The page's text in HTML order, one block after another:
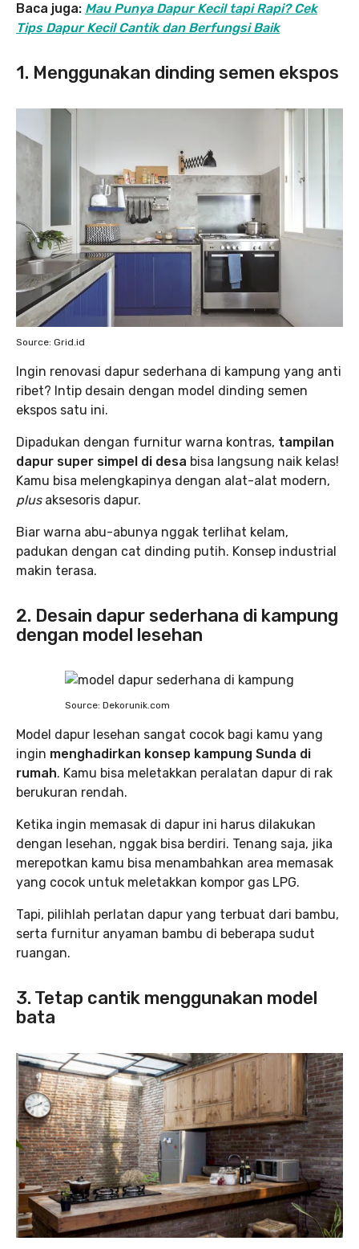
Baca juga: Mau Punya Dapur Kecil tapi Rapi? Cek
Tips Dapur Kecil Cantik dan Berfungsi Baik
1. Menggunakan dinding semen ekspos
Source: Grid.id
Ingin renovasi dapur sederhana di kampung yang anti
ribet? Intip desain dengan model dinding semen
ekspos satu ini.
Dipadukan dengan furnitur warna kontras, tampilan
dapur super simpel di desa bisa langsung naik kelas!
Kamu bisa melengkapinya dengan alat-alat modern,
plus aksesoris dapur.
Biar warna abu-abunya nggak terlihat kelam,
padukan dengan cat dinding putih. Konsep industrial
makin terasa.
2. Desain dapur sederhana di kampung
dengan model lesehan
Source: Dekorunik.com
Model dapur lesehan sangat cocok bagi kamu yang
ingin menghadirkan konsep kampung Sunda di
rumah. Kamu bisa meletakkan peralatan dapur di rak
berukuran rendah.
Ketika ingin memasak di dapur ini harus dilakukan
dengan lesehan, nggak bisa berdiri. Tenang saja, jika
merepotkan kamu bisa menambahkan area memasak
yang cocok untuk meletakkan kompor gas LPG.
Tapi, pilihlah perlatan dapur yang terbuat dari bambu,
serta furnitur anyaman bambu di beberapa sudut
ruangan.
3. Tetap cantik menggunakan model
bata